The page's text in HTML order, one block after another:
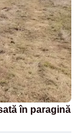
în paragină